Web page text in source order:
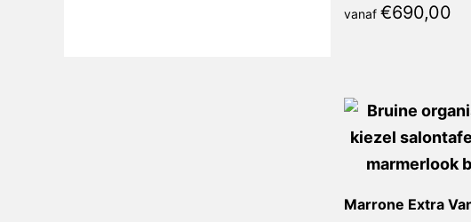
vanaf €690,00